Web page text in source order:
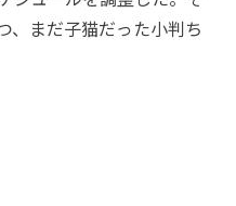
、まだ子猫だった小判ち